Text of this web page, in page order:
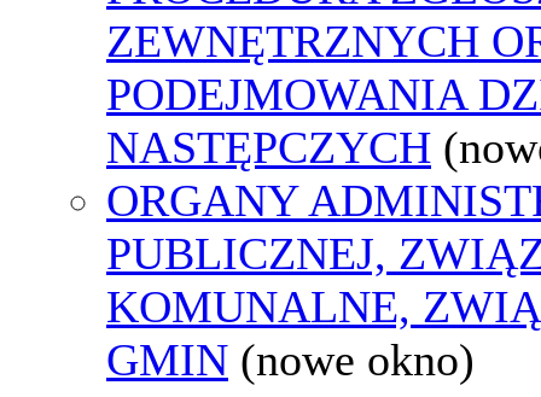
ZEWNĘTRZNYCH
PODEJMOWANIA
NASTĘPCZYCH
ORGANY
PUBLICZNEJ,
KOMUNALNE,
GMIN (nowe okno)